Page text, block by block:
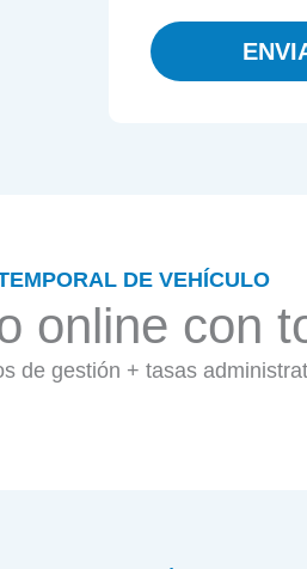
DE VEHÍCULO
online con
de gestión + tasas